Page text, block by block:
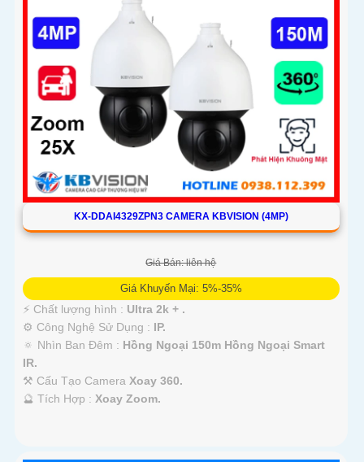
KX-DDAI4329ZPN3 CAMERA KBVISION (4MP)
Giá Bán: liên hệ
Giá Khuyến Mại: 5%-35%
️⚡ Chất lượng hình : Ultra 2k + .
⚙ Công Nghệ Sử Dụng : IP.
🔅 Nhìn Ban Đêm : Hồng Ngoại 150m Hồng Ngoại Smart
IR.
⚒ Cấu Tạo Camera Xoay 360.
️🔮 Tích Hợp : Xoay Zoom.